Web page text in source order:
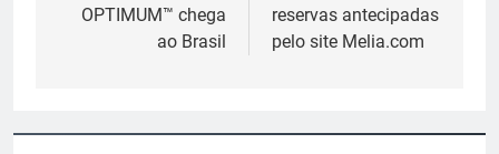
OPTIMUM™ chega
ao Brasil
reservas antecipadas
pelo site ‪Melia.com‬